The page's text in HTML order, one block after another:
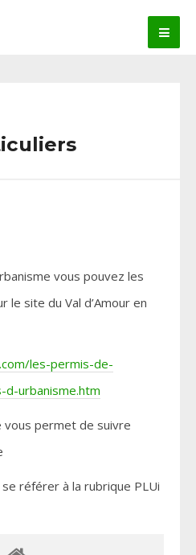
vous pouvez les
site du Val d’Amour en
les-permis-de-
urbanisme.htm
permet de suivre
référer à la rubrique PLUi